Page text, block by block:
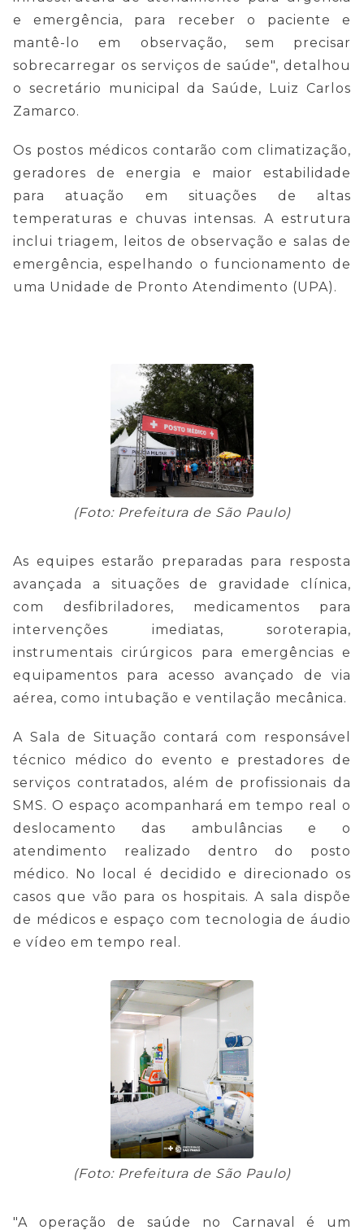
e emergência, para receber o paciente e
mantê-lo em observação, sem precisar
sobrecarregar os serviços de saúde", detalhou
o secretário municipal da Saúde, Luiz Carlos
Zamarco.
Os postos médicos contarão com climatização,
geradores de energia e maior estabilidade
para atuação em situações de altas
temperaturas e chuvas intensas. A estrutura
inclui triagem, leitos de observação e salas de
emergência, espelhando o funcionamento de
uma Unidade de Pronto Atendimento (UPA).
(Foto: Prefeitura de São Paulo)
As equipes estarão preparadas para resposta
avançada a situações de gravidade clínica,
com desfibriladores, medicamentos para
intervenções imediatas, soroterapia,
instrumentais cirúrgicos para emergências e
equipamentos para acesso avançado de via
aérea, como intubação e ventilação mecânica.
A Sala de Situação contará com responsável
técnico
médico do evento e prestadores de
serviços contratados, além de profissionais da
SMS. O espaço acompanhará em tempo real o
deslocamento das ambulâncias e o
atendimento realizado dentro do posto
médico. No local é decidido e direcionado os
casos que vão para os hospitais. A sala dispõe
de médicos e espaço com tecnologia de áudio
e vídeo em tempo real.
(Foto: Prefeitura de São Paulo)
"A operação de saúde no Carnaval é um